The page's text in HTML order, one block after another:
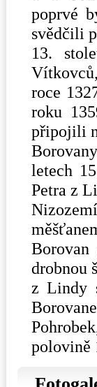
poprvé
svědčili
13.
roce
roku
připojili
letech
Petra z
drobnou
z Lindy
polovině